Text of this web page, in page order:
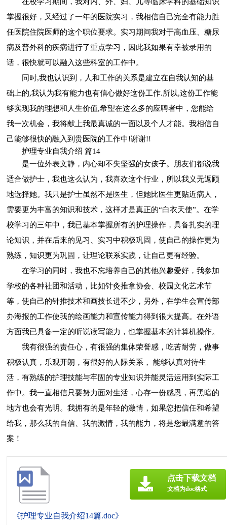
掌握很好，又经过了一年的医院实习，我相信自己完全有能力胜
任医院住院医师的这个职位要求。实习期间我对于高血压、糖尿
病及普外科的疾病进行了重点学习，因此我如果有幸被录用的
话，很快就可以融入这些科室的工作中。
同时,我也认识到，人和工作的关系是建立在自我认知的基
础上的,我认为我有能力也有信心做好这份工作.所以,这份工作能
够实现我的理想和人生价值,希望在这么多的应聘者中，您能给
我一次机会，我将献上我最真诚的一面以及个人才能。我相信自
己能够很快的融入到贵医院的工作中!谢谢!!
护理专业自我介绍 篇14
是一位外表文静，内心却不失坚强的女孩子。朋友们都说我
适合做护士，我也这么认为，我喜欢这个行业，所以我义无返顾
地选择她。我只是护士虽然不是医生，但她比医生更贴近病人，
需要更为丰富的知识和技术，这样才是真正的“白衣天使”。在学
校学习的三年中，我已基本掌握所有的护理操作，具备扎实的理
论知识，并在后来的见习、实习中积极巩固，使自己的操作更为
熟练，知识更为巩固，让理论联系实践，让自己更有经验。
在学习的同时，我也不忘培养自己的其他兴趣爱好，我参加
学校的各种社团和活动，比如针灸推拿协会、校园文化艺术节
等，使自己的针推技术和画技长进不少，另外，在学生会宣传部
办海报的工作使我的绘画能力和宣传能力得到很大提高。在外语
方面我已具备一定的听说读写能力，也掌握基本的计算机操作。
我有很强的责任心，有很强的集体荣誉感，吃苦耐劳，做事
积极认真，乐观开朗，有很好的人际关系， 能够认真对待生
活，有熟练的护理技能与牢固的专业知识并能灵活运用到实际工
作中。我一直相信只要努力面对生活，心存一份感恩，再黑暗的
地方也会有光明。我拥有的是年轻的激情，如果您把信任和希望
给我，那么我的自信、我的激情，我的能力，将是您最满意的答
案！
《护理专业自我介绍14篇.doc》
点击下载文档
文档为doc格式